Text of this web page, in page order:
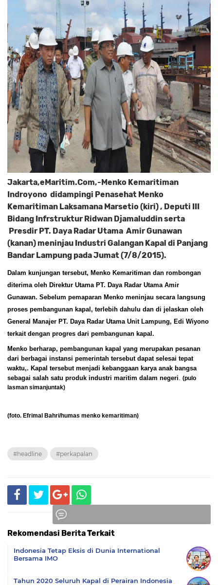
Jakarta,eMaritim.Com,-Menko Kemaritiman
Indroyono didampingi Penasehat Menko
Kemaritiman Laksamana Marsetio (kiri) , Deputi III
Bidang Infrstruktur Ridwan Djamaluddin serta
Presdir PT. Daya Radar Utama Amir Gunawan
(kanan) meninjau Industri Galangan Kapal di Panjang
Bandar Lampung pada Jumat (7/8/2015).
Dalam kunjungan tersebut, Menko Kemaritiman dan rombongan
diterima oleh Direktur Utama PT. Daya Radar Utama Amir
Gunawan. Sebelum pemaparan Menko meninjau secara langsung
proses pembangunan kapal, terlebih dahulu dan di jelaskan oleh
General Manajer PT. Daya Radar Utama Unit Lampung, Edi Wiyono
terkait dengan progres dari pembangunan kapal.
Menko berharap, pembangunan kapal yang merupakan pesanan
dari berbagai instansi pemerintah tersebut dapat selesai tepat
waktu,. Kapal tersebut menjadi kebanggaan karya anak bangsa
sebagai salah satu produk industri maritim dalam negeri. (pulo
lasman simanjuntak)
(foto. Efrimal Bahri/humas menko kemaritiman)
#headline #perkapalan
Rekomendasi Berita Terkait
Indonesia Tetap Eksis di Dunia International
Bersama IMO
Tahun 2020 Seluruh Kapal di Perairan Indonesia